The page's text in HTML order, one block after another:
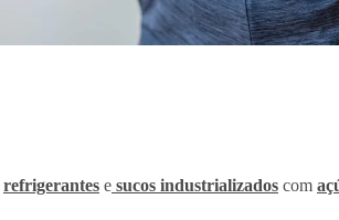
refrigerantes e sucos industrializados com